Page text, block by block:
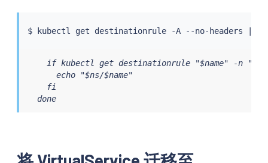
$ kubectl get destinationrule -A --no-headers
if kubectl get destinationrule "$name" -n
      echo "$ns/$name"
    fi
  done